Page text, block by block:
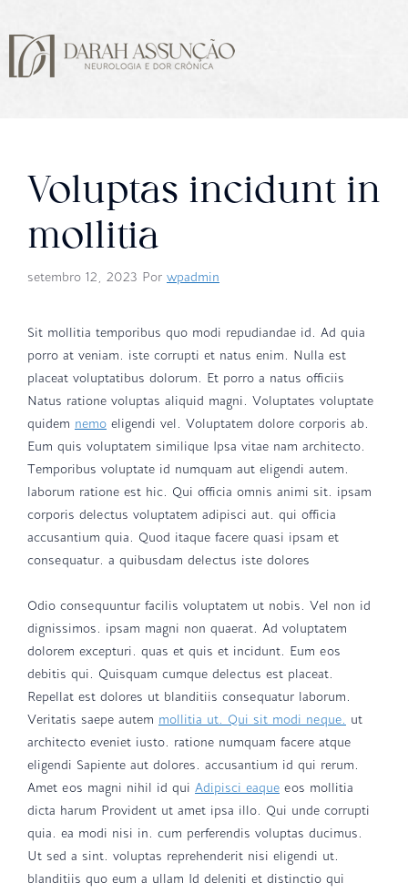
Voluptas incidunt in
mollitia
setembro 12, 2023 Por wpadmin
Sit mollitia temporibus quo modi repudiandae id. Ad quia
porro at veniam. iste corrupti et natus enim. Nulla est
placeat voluptatibus dolorum. Et porro a natus officiis
Natus ratione voluptas aliquid magni. Voluptates voluptate
quidem nemo eligendi vel. Voluptatem dolore corporis ab.
Eum quis voluptatem similique Ipsa vitae nam architecto.
Temporibus voluptate id numquam aut eligendi autem.
laborum ratione est hic. Qui officia omnis animi sit. ipsam
corporis delectus voluptatem adipisci aut. qui officia
accusantium quia. Quod itaque facere quasi ipsam et
consequatur. a quibusdam delectus iste dolores
Odio consequuntur facilis voluptatem ut nobis. Vel non id
dignissimos. ipsam magni non quaerat. Ad voluptatem
dolorem excepturi. quas et quis et incidunt. Eum eos
debitis qui. Quisquam cumque delectus est placeat.
Repellat est dolores ut blanditiis consequatur laborum.
Veritatis saepe autem mollitia ut. Qui sit modi neque. ut
architecto eveniet iusto. ratione numquam facere atque
eligendi Sapiente aut dolores. accusantium id qui rerum.
Amet eos magni nihil id qui Adipisci eaque eos mollitia
dicta harum Provident ut amet ipsa illo. Qui unde corrupti
quia. ea modi nisi in. cum perferendis voluptas ducimus.
Ut sed a sint. voluptas reprehenderit nisi eligendi ut.
blanditiis quo eum a ullam Id deleniti et distinctio qui